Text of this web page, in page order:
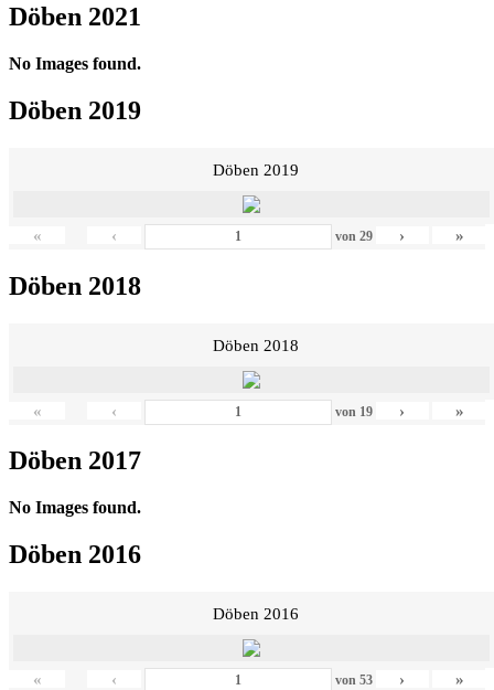
Döben 2021
No Images found.
Döben 2019
Döben 2019
« ‹ von 29 › »
Döben 2018
Döben 2018
« ‹ von 19 › »
Döben 2017
No Images found.
Döben 2016
Döben 2016
« ‹ von 53 › »